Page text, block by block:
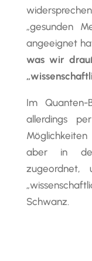
„gesunden
angeeignet
was wir
Im Quanten-
allerdings
aber in
Schwanz.